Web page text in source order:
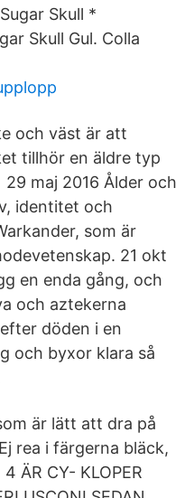
Skull *
Skull Gul. Colla
och väst är att
tillhör en äldre typ
maj 2016 Ålder och
identitet och
som är
21 okt
en enda gång, och
och aztekerna
döden i en
och byxor klara så
är lätt att dra på
rea i färgerna bläck,
ÄR CY- KLOPER